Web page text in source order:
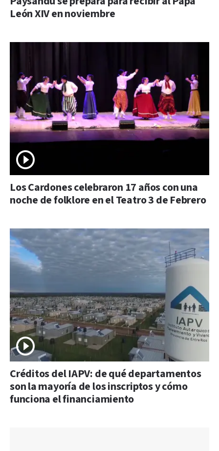
León XIV en noviembre
Los Cardones celebraron 17 años con una
noche de folklore en el Teatro 3 de Febrero
Créditos del IAPV: de qué departamentos
son la mayoría de los inscriptos y cómo
funciona el financiamiento